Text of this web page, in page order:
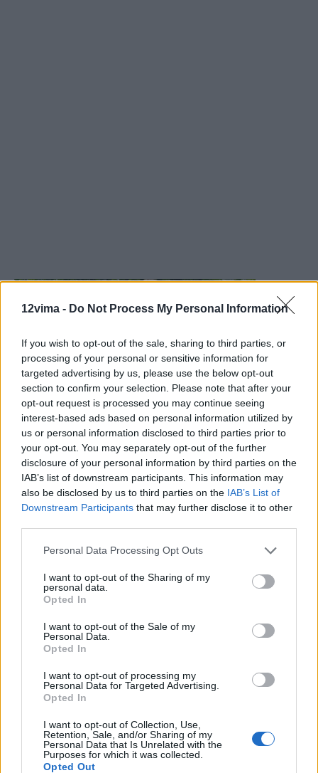
12vima - Do Not Process My Personal Information
If you wish to opt-out of the sale, sharing to third parties, or
processing of your personal or sensitive information for
targeted advertising by us, please use the below opt-out
section to confirm your selection. Please note that after your
opt-out request is processed you may continue seeing
interest-based ads based on personal information utilized by
us or personal information disclosed to third parties prior to
your opt-out. You may separately opt-out of the further
disclosure of your personal information by third parties on the
IAB’s list of downstream participants. This information may
also be disclosed by us to third parties on the IAB’s List of
Downstream Participants that may further disclose it to other
Personal Data Processing Opt Outs
I want to opt-out of the Sharing of my
personal data.
Opted In
I want to opt-out of the Sale of my
Personal Data.
Opted In
I want to opt-out of processing my
Personal Data for Targeted Advertising.
Opted In
I want to opt-out of Collection, Use,
Retention, Sale, and/or Sharing of my
Personal Data that Is Unrelated with the
Purposes for which it was collected.
Opted Out